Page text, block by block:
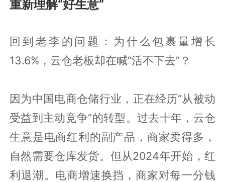
重新理解“好生意”
回到老李的问题：为什么包裹量增长
13.6%，云仓老板却在喊“活不下去”？
因为中国电商仓储行业，正在经历“从被动
受益到主动竞争”的转型。过去十年，云仓
生意是电商红利的副产品，商家卖得多，
自然需要仓库发货。但从2024年开始，红
利退潮。电商增速换挡，商家对每一分钱